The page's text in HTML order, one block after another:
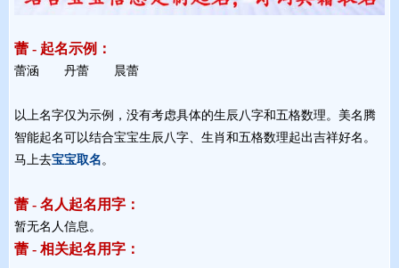
蕾 - 起名示例：
蕾涵 丹蕾 晨蕾
以上名字仅为示例，没有考虑具体的生辰八字和五格数理。美名腾
智能起名可以结合宝宝生辰八字、生肖和五格数理起出吉祥好名。
马上去宝宝取名。
蕾 - 名人起名用字：
暂无名人信息。
蕾 - 相关起名用字：